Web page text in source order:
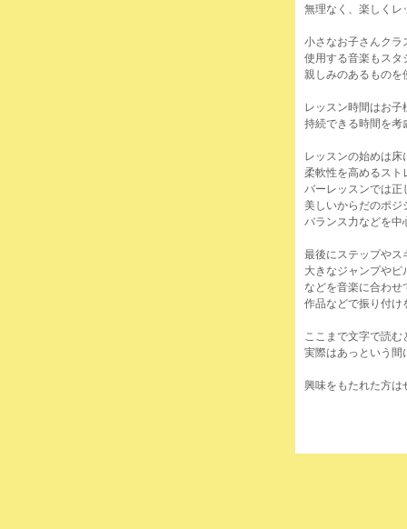
無理なく、楽しくレ
小さなお子さんクラ
使用する音楽もスタ
親しみのあるものを
レッスン時間はお子
持続できる時間を考
レッスンの始めは床
柔軟性を高めるスト
バーレッスンでは正
美しいからだのポジ
バランス力などを中
最後にステップやス
大きなジャンプや
などを音楽に合わ
作品などで振り付け
ここまで文字で読
実際はあっという間
興味をもたれた方は